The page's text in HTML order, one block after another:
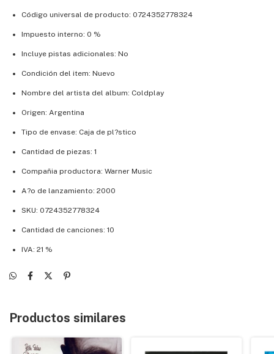
Código universal de producto: 0724352778324
Impuesto interno: 0 %
Incluye pistas adicionales: No
Condición del item: Nuevo
Nombre del artista del album: Coldplay
Origen: Argentina
Tipo de envase: Caja de pl?stico
Cantidad de piezas: 1
Compañia productora: Warner Music
A?o de lanzamiento: 2000
SKU: 0724352778324
Cantidad de canciones: 10
IVA: 21 %
Productos similares